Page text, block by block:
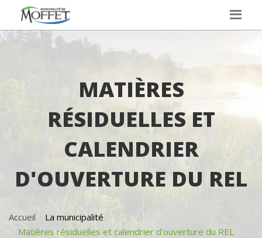
MATIÈRES
RÉSIDUELLES ET
CALENDRIER
D'OUVERTURE DU REL
Accueil
La municipalité
Matières résiduelles et calendrier d'ouverture du REL